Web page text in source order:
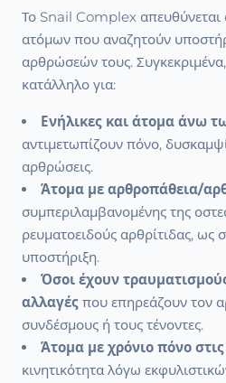
Το Snail Complex απευθύνεται
ατόμων που αναζητούν
αρθρώσεών τους. Συγκεκριμένα,
κατάλληλο για:
Ενήλικες και άτομα άνω
αντιμετωπίζουν πόνο,
αρθρώσεις.
Άτομα με αρθροπάθεια/
συμπεριλαμβανομένης της
ρευματοειδούς αρθρίτιδας, ως
υποστήριξη.
Όσοι έχουν
αλλαγές που επηρεάζουν τον
συνδέσμους ή τους τένοντες.
Άτομα με χρόνιο πόνο
κινητικότητα λόγω